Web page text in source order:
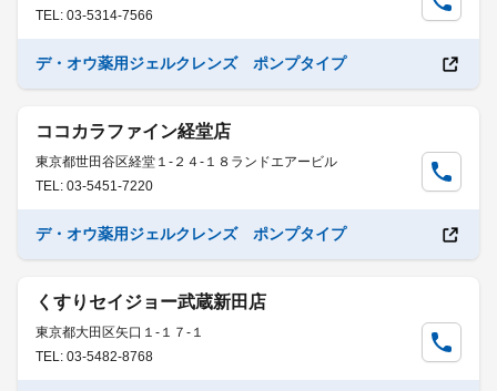
TEL: 03-5314-7566
デ・オウ薬用ジェルクレンズ ポンプタイプ
ココカラファイン経堂店
東京都世田谷区経堂１-２４-１８ランドエアービル
TEL: 03-5451-7220
デ・オウ薬用ジェルクレンズ ポンプタイプ
くすりセイジョー武蔵新田店
東京都大田区矢口１-１７-１
TEL: 03-5482-8768